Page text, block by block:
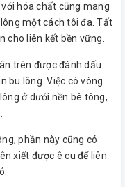
hóa chất cũng mang
một cách tôi đa. Tất
cho liên kết bền vững.
trên được đánh dấu
bu lông. Việc có vòng
ở dưới nền bê tông,
phần này cũng có
xiết được ê cu để liên